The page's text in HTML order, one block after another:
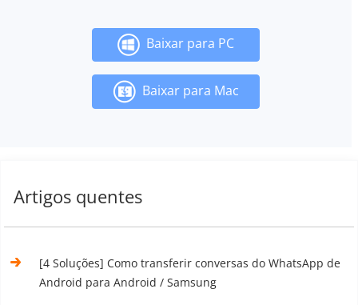
Baixar para PC
Baixar para Mac
Artigos quentes
[4 Soluções] Como transferir conversas do WhatsApp de
Android para Android / Samsung